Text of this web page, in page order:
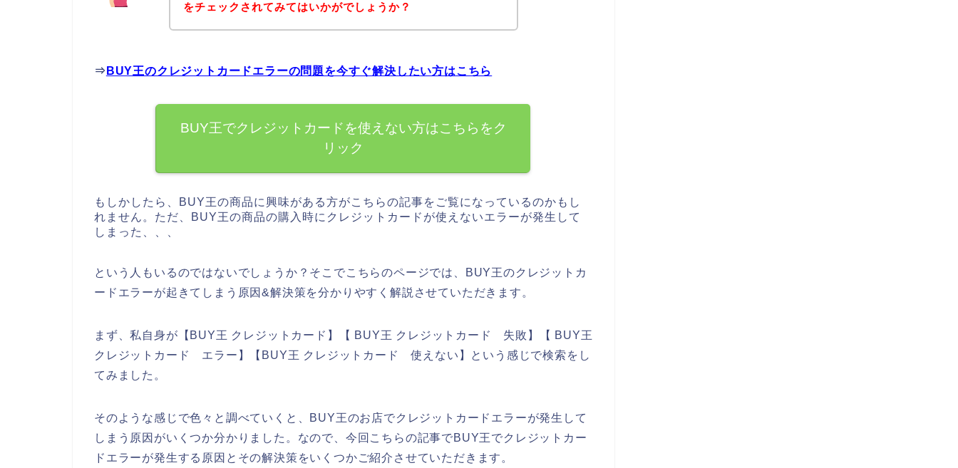
をチェックされてみてはいかがでしょうか？
⇒ BUY王のクレジットカードエラーの問題を今すぐ解決したい方はこちら
BUY王でクレジットカードを使えない方はこちらをク
リック
もしかしたら、BUY王の商品に興味がある方がこちらの記事をご覧になっているのかもし
れません。ただ、BUY王の商品の購入時にクレジットカードが使えないエラーが発生して
しまった、、、
という人もいるのではないでしょうか？そこでこちらのページでは、BUY王のクレジットカ
ードエラーが起きてしまう原因&解決策を分かりやすく解説させていただきます。
まず、私自身が【BUY王 クレジットカード】【 BUY王 クレジットカード 失敗】【 BUY王
クレジットカード エラー】【BUY王 クレジットカード 使えない】という感じで検索をし
てみました。
そのような感じで色々と調べていくと、BUY王のお店でクレジットカードエラーが発生して
しまう原因がいくつか分かりました。なので、今回こちらの記事でBUY王でクレジットカー
ドエラーが発生する原因とその解決策をいくつかご紹介させていただきます。